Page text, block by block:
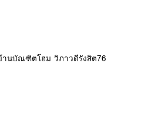
านบัณฑิตโฮม วิภาวดีรังสิต76